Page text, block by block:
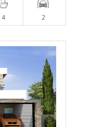
4 2